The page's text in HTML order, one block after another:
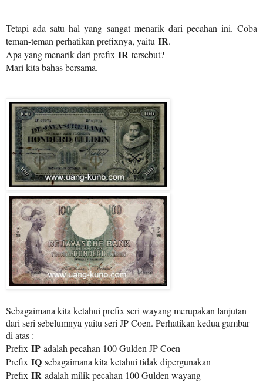
Tetapi ada satu hal yang sangat menarik dari pecahan ini. Coba
teman-teman perhatikan prefixnya, yaitu IR.
Apa yang menarik dari prefix IR tersebut?
Mari kita bahas bersama.
Sebagaimana kita ketahui prefix seri wayang merupakan lanjutan
dari seri sebelumnya yaitu seri JP Coen. Perhatikan kedua gambar
di atas :
Prefix IP adalah pecahan 100 Gulden JP Coen
Prefix IQ sebagaimana kita ketahui tidak dipergunakan
Prefix IR adalah milik pecahan 100 Gulden wayang